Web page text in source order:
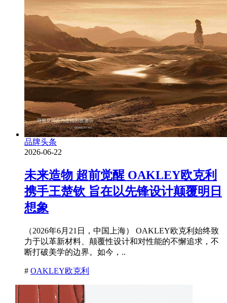
品牌头条
2026-06-22
未来造物 超前觉醒 OAKLEY欧克利
携手王楚钦 旨在以先锋设计颠覆明日
想象
（2026年6月21日，中国上海） OAKLEY欧克利始终致
力于以革新材料、颠覆性设计和对性能的不懈追求，不
断打破美学的边界。如今，..
# OAKLEY欧克利